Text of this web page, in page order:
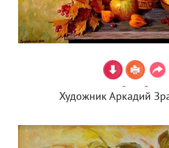
Художник Аркадий